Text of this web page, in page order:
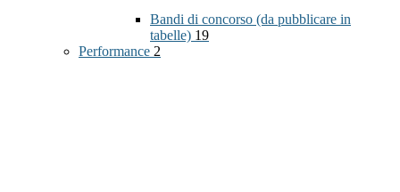
Bandi di concorso (da pubblicare in
tabelle) 19
Performance 2